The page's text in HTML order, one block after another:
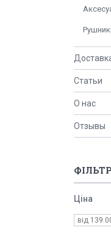
Статьи
О нас
Отзывы
Ціна